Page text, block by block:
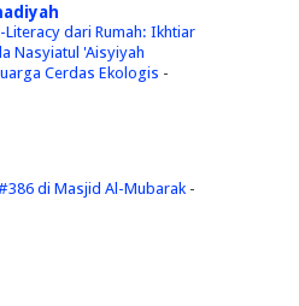
Literacy dari Rumah: Ikhtiar
Nasyiatul 'Aisyiyah
Cerdas Ekologis -
di Masjid Al-Mubarak -